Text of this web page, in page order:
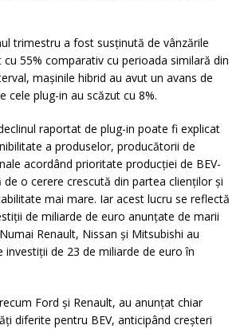
trimestru a fost susținută de vânzările
cu 55% comparativ cu perioada similară din
mașinile hibrid au avut un avans de
cele plug-in au scăzut cu 8%.
raportat de plug-in poate fi explicat
a produselor, producătorii de
acordând prioritate producției de BEV-
de o cerere crescută din partea clienților și
mai mare. Iar acest lucru se reflectă
de miliarde de euro anunțate de marii
Renault, Nissan și Mitsubishi au
investiții de 23 de miliarde de euro în
Ford și Renault, au anunțat chiar
diferite pentru BEV, anticipând creșteri